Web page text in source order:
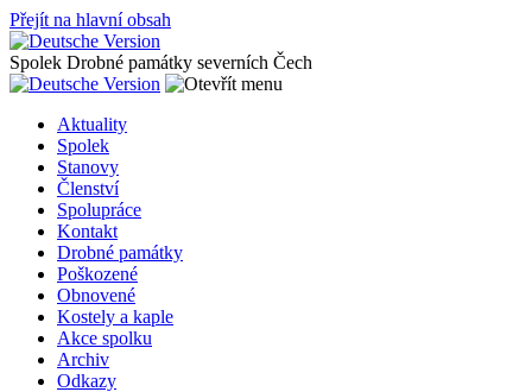
Přejít na hlavní obsah
Spolek Drobné památky severních Čech
Aktuality
Spolek
Stanovy
Členství
Spolupráce
Kontakt
Drobné památky
Poškozené
Obnovené
Kostely a kaple
Akce spolku
Archiv
Odkazy